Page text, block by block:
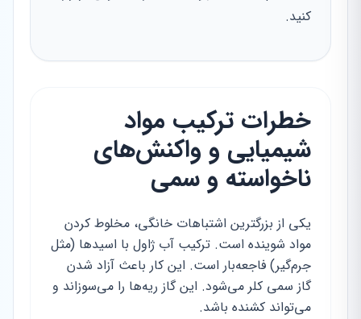
کنید.
خطرات ترکیب مواد
شیمیایی و واکنش‌های
ناخواسته و سمی
یکی از بزرگترین اشتباهات خانگی، مخلوط کردن
مواد شوینده است. ترکیب آب ژاول با اسیدها (مثل
جرم‌گیر) فاجعه‌بار است. این کار باعث آزاد شدن
گاز سمی کلر می‌شود. این گاز ریه‌ها را می‌سوزاند و
می‌تواند کشنده باشد.